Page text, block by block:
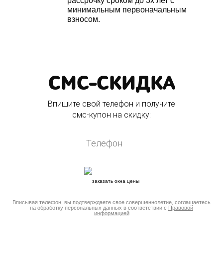
минимальным первоначальным
взносом.
СМС-СКИДКА
Впишите свой телефон и получите
смс-купон на скидку:
Вписывая телефон, вы подтверждаете свое совершеннолетие, соглашаетесь
на обработку персональных данных в соответствии с Правовой
информацией